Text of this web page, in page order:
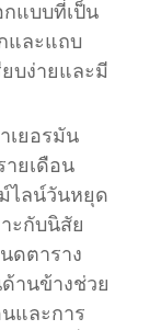
กแบบที่เป็น
และแถบ
บง่ายและมี
เยอรมัน
ยเดือน
ไลน์วันหยุด
ะกับนิสัย
ดตาราง
านข้างช่วย
และการ